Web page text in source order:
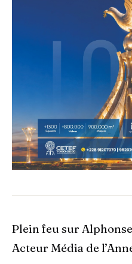
Plein feu sur
Acteur Média de